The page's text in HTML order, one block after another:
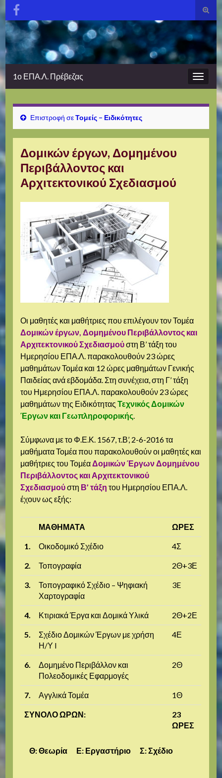
Search for:
1ο ΕΠΑ.Λ. Πρέβεζας
Επιστροφή σεΤομείς – Ειδικότητες
Δομικών έργων, Δομημένου
Περιβάλλοντος και
Αρχιτεκτονικού Σχεδιασμού
Οι μαθητές και μαθήτριες που επιλέγουν τον Τομέα
Δομικών έργων, Δομημένου Περιβάλλοντος και
Αρχιτεκτονικού Σχεδιασμούστη Β’ τάξη του
Ημερησίου ΕΠΑ.Λ. παρακολουθούν 23 ώρες
μαθημάτων Τομέα και 12 ώρες μαθημάτων Γενικής
Παιδείας ανά εβδομάδα. Στη συνέχεια, στη Γ’ τάξη
του Ημερησίου ΕΠΑ.Λ. παρακολουθούν 23 ώρες
μαθημάτων της ΕιδικότηταςΤεχνικός Δομικών
Έργων και Γεωπληροφορικής
Σύμφωνα με το Φ.Ε.Κ. 1567, τ.Β’, 2-6-2016 τα
μαθήματα Τομέα που παρακολουθούν οι μαθητές και
μαθήτριες του Τομέα Δομικών Έργων Δομημένου
Περιβάλλοντος και Αρχιτεκτονικού
Σχεδιασμούστη Β’ τάξη του Ημερησίου ΕΠΑ.Λ.
έχουν ως εξής:
ΜΑΘΗΜΑΤΑ ΩΡΕΣ
1. Οικοδομικό Σχέδιο 4Σ
2. Τοπογραφία 2Θ+3Ε
3.
Τοπογραφικό Σχέδιο – Ψηφιακή
Χαρτογραφία
3E
4. Κτιριακά Έργα και Δομικά Υλικά 2Θ+2Ε
5.
Σχέδιο Δομικών Έργων με χρήση
Η/Υ I
4Ε
6.
Δομημένο Περιβάλλον και
Πολεοδομικές Εφαρμογές
2Θ
7. Αγγλικά Τομέα 1Θ
ΣΥΝΟΛΟ ΩΡΩΝ:
23
ΩΡΕΣ
Θ: Θεωρία Ε: Εργαστήριο Σ: Σχέδιο